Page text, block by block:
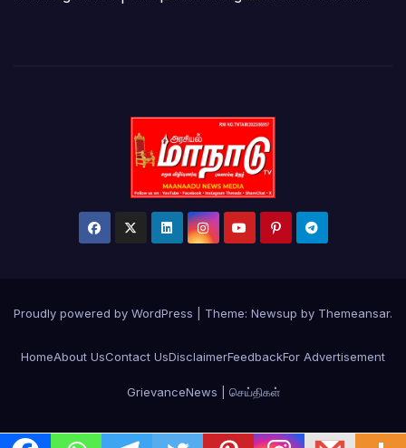
Proudly powered by WordPress Theme: Newsup by Themeansar.
HomeAbout UsContact UsDisclaimerFeedbackFor Advertisement
GrievanceNews | செய்திகள்